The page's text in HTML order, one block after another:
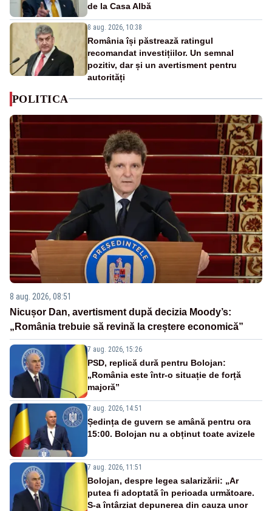
de la Casa Albă
8 aug. 2026, 10:38
România își păstrează ratingul
recomandat investițiilor. Un semnal
pozitiv, dar și un avertisment pentru
autorități
POLITICA
8 aug. 2026, 08:51
Nicușor Dan, avertisment după decizia Moody’s:
„România trebuie să revină la creștere economică”
7 aug. 2026, 15:26
PSD, replică dură pentru Bolojan:
„România este într-o situație de forță
majoră”
7 aug. 2026, 14:51
Ședința de guvern se amână pentru ora
15:00. Bolojan nu a obținut toate avizele
7 aug. 2026, 11:51
Bolojan, despre legea salarizării: „Ar
putea fi adoptată în perioada următoare.
S-a întârziat depunerea din cauza unor